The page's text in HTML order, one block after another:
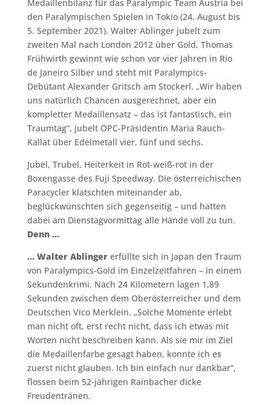
Medaillenbilanz für das Paralympic Team Austria bei
den Paralympischen Spielen in Tokio (24. August bis
5. September 2021). Walter Ablinger jubelt zum
zweiten Mal nach London 2012 über Gold, Thomas
Frühwirth gewinnt wie schon vor vier Jahren in Rio
de Janeiro Silber und steht mit Paralympics-
Debütant Alexander Gritsch am Stockerl. „Wir haben
uns natürlich Chancen ausgerechnet, aber ein
kompletter Medaillensatz – das ist fantastisch, ein
Traumtag“, jubelt ÖPC-Präsidentin Maria Rauch-
Kallat über Edelmetall vier, fünf und sechs.
Jubel, Trubel, Heiterkeit in Rot-weiß-rot in der
Boxengasse des Fuji Speedway. Die österreichischen
Paracycler klatschten miteinander ab,
beglückwünschten sich gegenseitig – und hatten
dabei am Dienstagvormittag alle Hände voll zu tun.
Denn …
… Walter Ablingererfüllte sich in Japan den Traum
von Paralympics-Gold im Einzelzeitfahren – in einem
Sekundenkrimi. Nach 24 Kilometern lagen 1,89
Sekunden zwischen dem Oberösterreicher und dem
Deutschen Vico Merklein. „Solche Momente erlebt
man nicht oft, erst recht nicht, dass ich etwas mit
Worten nicht beschreiben kann. Als sie mir im Ziel
die Medaillenfarbe gesagt haben, konnte ich es
zuerst nicht glauben. Ich bin einfach nur dankbar“,
flossen beim 52-jährigen Rainbacher dicke
Freudentränen.